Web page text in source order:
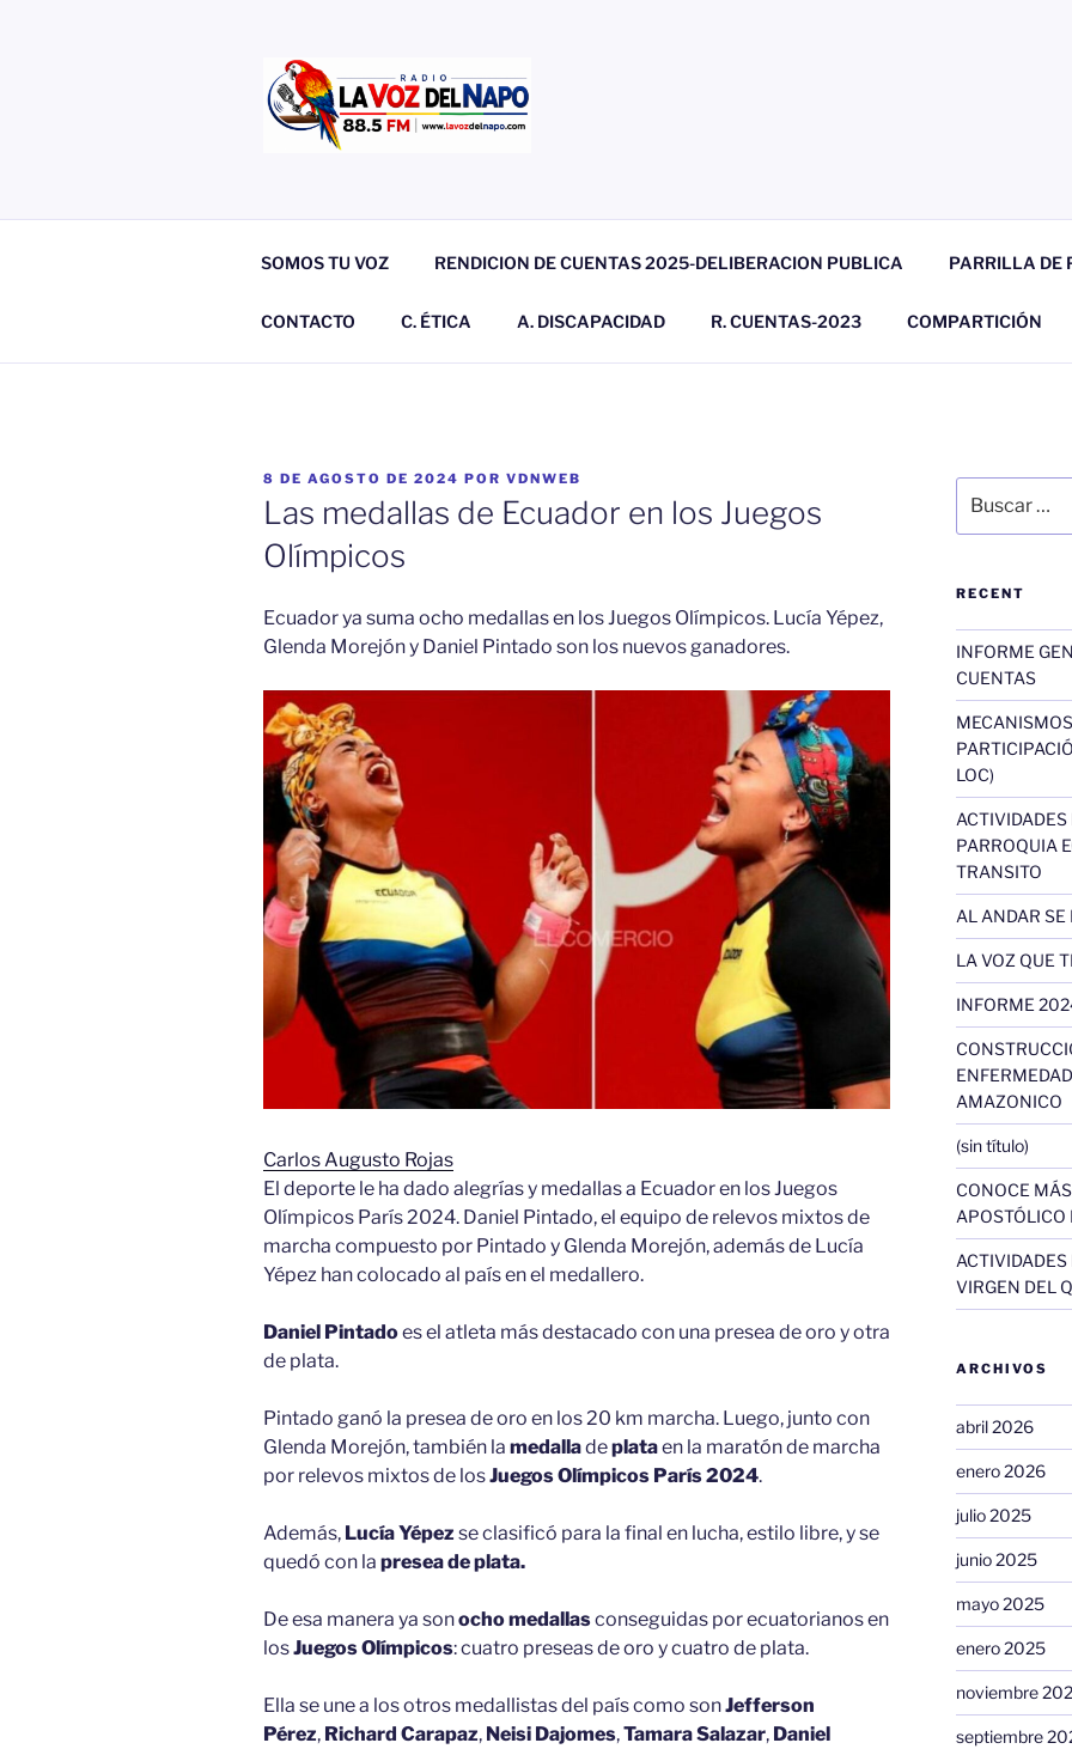
SOMOS TU VOZ RENDICION DE CUENTAS 2025-DELIBERACION PUBLICA PARRILLA DE
CONTACTO C. ÉTICA A. DISCAPACIDAD R. CUENTAS-2023 COMPARTICIÓN
PUBLICADO
EL
8 DE AGOSTO DE 2024 POR VDNWEB
Las medallas de Ecuador en los Juegos
Olímpicos
Ecuador ya suma ocho medallas en los Juegos Olímpicos. Lucía Yépez,
Glenda Morejón y Daniel Pintado son los nuevos ganadores.
Carlos Augusto Rojas
El deporte le ha dado alegrías y medallas a Ecuador en los Juegos
Olímpicos París 2024. Daniel Pintado, el equipo de relevos mixtos de
marcha compuesto por Pintado y Glenda Morejón, además de Lucía
Yépez han colocado al país en el medallero.
Daniel Pintadoes el atleta más destacado con una presea de oro y otra
de plata.
Pintado ganó la presea de oro en los 20 km marcha. Luego, junto con
Glenda Morejón, también la medalladeplataen la maratón de marcha
por relevos mixtos de losJuegos Olímpicos París 2024.
Además, Lucía Yépez se clasificó para la final en lucha, estilo libre, y se
quedó con la presea de plata.
De esa manera ya sonocho medallasconseguidas por ecuatorianos en
losJuegos Olímpicos: cuatro preseas de oro y cuatro de plata.
Ella se une a los otros medallistas del país como sonJefferson
Pérez, Richard Carapaz, Neisi Dajomes,Tamara Salazar, Daniel
por:
RECENT
INFORME
CUENTAS
LOC)
PARROQUIA
TRANSITO
AL ANDAR
LA VOZ QUE
INFORME
AMAZONICO
(sin título)
CONOCE
APOSTÓLICO
VIRGEN DEL
ARCHIVOS
abril 2026
enero 2026
julio 2025
junio 2025
mayo 2025
enero 2025
noviembre
septiembre